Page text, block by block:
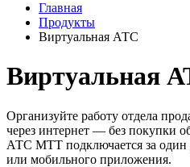
Главная
Продукты
Виртуальная АТС
Виртуальная
Организуйте работу отдела
через интернет — без покупки
АТС МТТ подключается за один
или мобильного приложения.